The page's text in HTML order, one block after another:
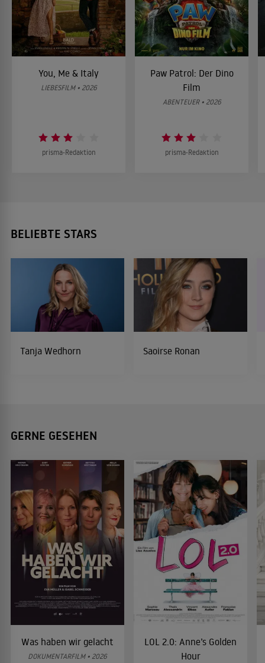
You, Me & Italy
LIEBESFILM • 2026
prisma-Redaktion
Paw Patrol: Der Dino
Film
ABENTEUER • 2026
prisma-Redaktion
BELIEBTE STARS
Tanja Wedhorn Saoirse Ronan
GERNE GESEHEN
Was haben wir gelacht
DOKUMENTARFILM • 2026
LOL 2.0: Anne’s Golden
Hour